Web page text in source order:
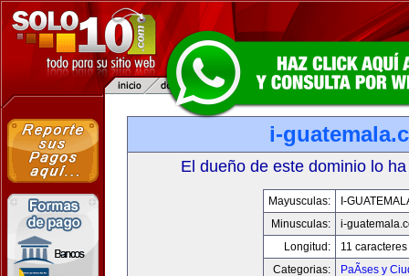
i-
El dueño de este dominio lo
Mayusculas:
I-
Minusculas:
i-
Longitud:
11 caracteres
Categorias:
PaÃ­ses y